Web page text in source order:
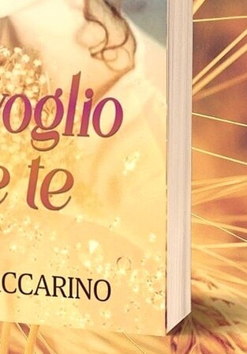
comunque fossero decisamente
onerosi rispetto al prodotto
avevano una nu...